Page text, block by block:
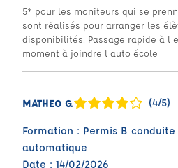
5* pour les moniteurs qui se
sont réalisés pour arranger les
disponibilités. Passage rapide à l
moment à joindre l auto école
MATHEO G. (4/5)
Formation : Permis B
automatique
Date : 14/02/2026